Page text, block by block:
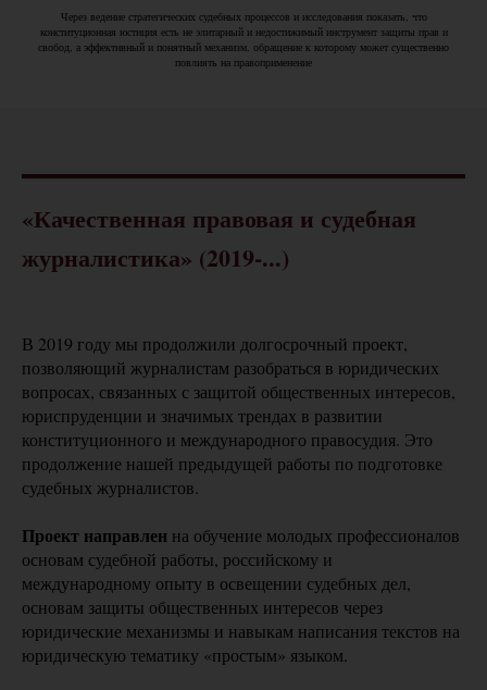
Через ведение стратегических судебных процессов и исследования показать, что
конституционная юстиция есть не элитарный и недостижимый инструмент защиты прав и
свобод, а эффективный и понятный механизм, обращение к которому может существенно
повлиять на правоприменение
«Качественная правовая и судебная
журналистика» (2019-...)
В 2019 году мы продолжили долгосрочный проект,
позволяющий журналистам разобраться в юридических
вопросах, связанных с защитой общественных интересов,
юриспруденции и значимых трендах в развитии
конституционного и международного правосудия. Это
продолжение нашей предыдущей работы по подготовке
судебных журналистов.
Проект направлен на обучение молодых профессионалов
основам судебной работы, российскому и
международному опыту в освещении судебных дел,
основам защиты общественных интересов через
юридические механизмы и навыкам написания текстов на
юридическую тематику «простым» языком.